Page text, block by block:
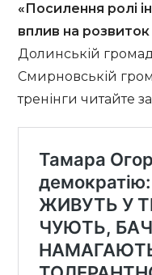
«Посилення ролі
вплив на розвиток
Долинській
Смирновській
тренінги читайте